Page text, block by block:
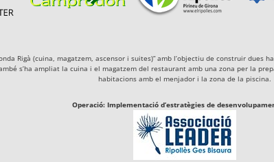
Rigà (cuina, magatzem, ascensor i suites)” amb l’objectiu de construir
s’ha ampliat la cuina i el magatzem del restaurant amb una zona per la
habitacions amb el menjador i la zona de la piscina.
Operació: Implementació d’estratègies de